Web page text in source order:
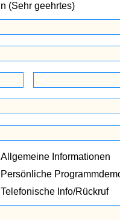
n (Sehr geehrtes)
Allgemeine Informationen
Persönliche
Telefonische Info/Rückruf